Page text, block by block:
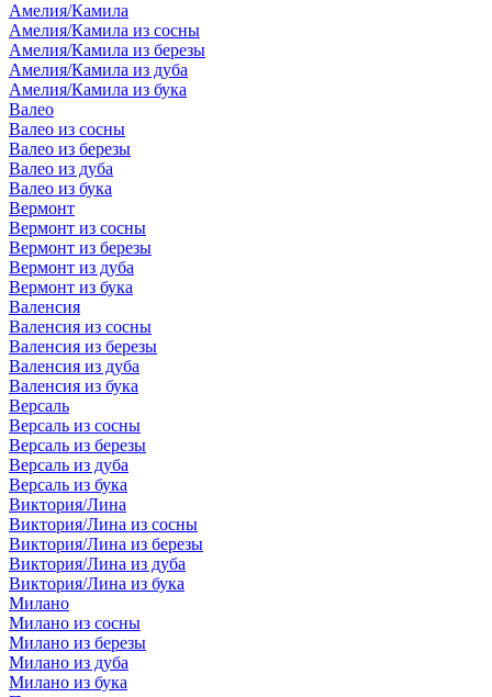
Амелия/Камила
Амелия/Камила из сосны
Амелия/Камила из березы
Амелия/Камила из дуба
Амелия/Камила из бука
Валео
Валео из сосны
Валео из березы
Валео из дуба
Валео из бука
Вермонт
Вермонт из сосны
Вермонт из березы
Вермонт из дуба
Вермонт из бука
Валенсия
Валенсия из сосны
Валенсия из березы
Валенсия из дуба
Валенсия из бука
Версаль
Версаль из сосны
Версаль из березы
Версаль из дуба
Версаль из бука
Виктория/Лина
Виктория/Лина из сосны
Виктория/Лина из березы
Виктория/Лина из дуба
Виктория/Лина из бука
Милано
Милано из сосны
Милано из березы
Милано из дуба
Милано из бука